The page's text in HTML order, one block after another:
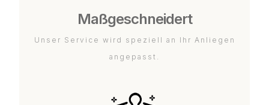
Maßgeschneidert
Unser Service wird speziell an Ihr Anliegen
angepasst.